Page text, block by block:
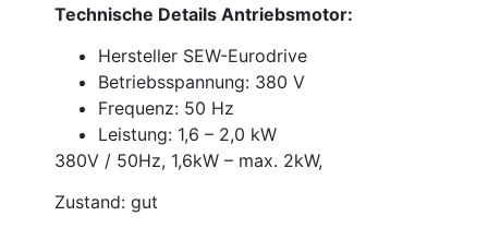
Technische Details Antriebsmotor:
Hersteller SEW-Eurodrive
Betriebsspannung: 380 V
Frequenz: 50 Hz
Leistung: 1,6 – 2,0 kW
380V / 50Hz, 1,6kW – max. 2kW,
Zustand: gut